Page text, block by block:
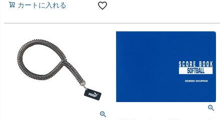
カートに入れる